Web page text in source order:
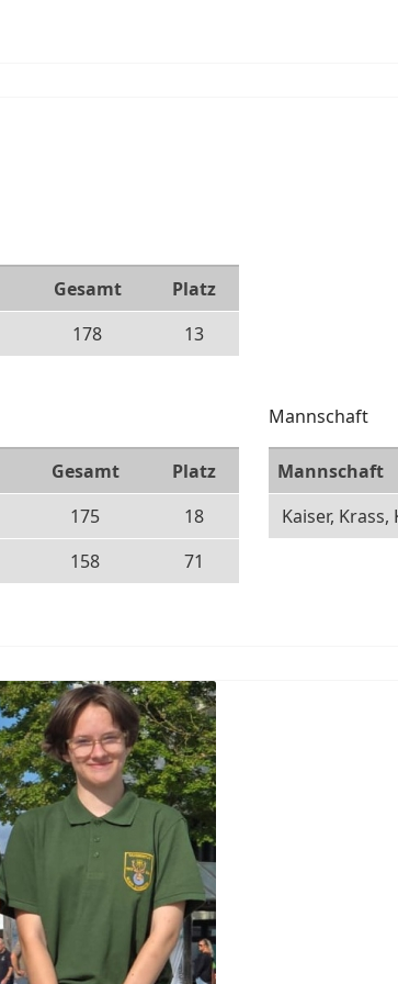
Gesamt
Platz
178 13
Gesamt
Platz
175
18
158 71
Mannschaft
Mannschaft
Kaiser,